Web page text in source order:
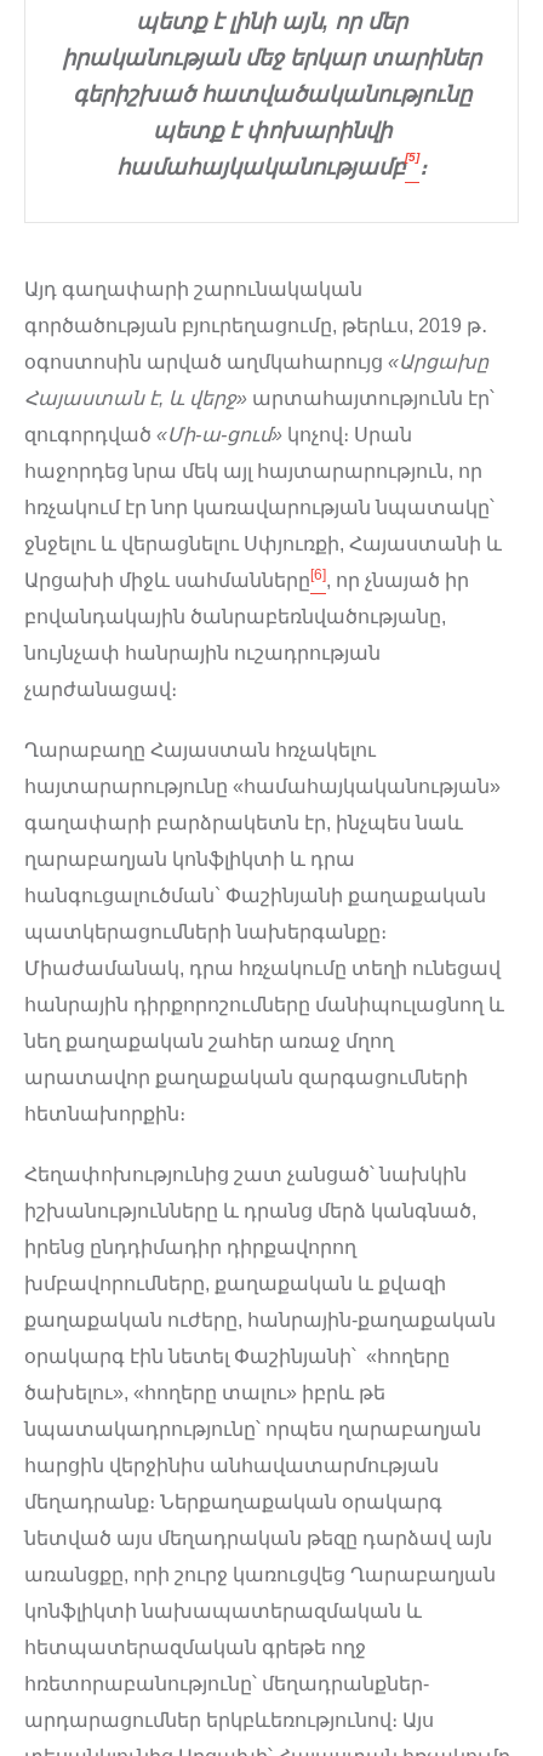
պետք է լինի այն, որ մեր
իրականության մեջ երկար տարիներ
գերիշխած հատվածականությունը
պետք է փոխարինվի
համահայկականությամբ[5]։
Այդ գաղափարի շարունակական
գործածության բյուրեղացումը, թերևս, 2019 թ․
օգոստոսին արված աղմկահարույց «Արցախը
Հայաստան է, և վերջ» արտահայտությունն էր՝
զուգորդված «Մի-ա-ցում» կոչով։ Սրան
հաջորդեց նրա մեկ այլ հայտարարություն, որ
հռչակում էր նոր կառավարության նպատակը՝
ջնջելու և վերացնելու Սփյուռքի, Հայաստանի և
Արցախի միջև սահմանները [6], որ չնայած իր
բովանդակային ծանրաբեռնվածությանը,
նույնչափ հանրային ուշադրության
չարժանացավ։
Ղարաբաղը Հայաստան հռչակելու
հայտարարությունը «համահայկականության»
գաղափարի բարձրակետն էր, ինչպես նաև
ղարաբաղյան կոնֆլիկտի և դրա
հանգուցալուծման` Փաշինյանի քաղաքական
պատկերացումների նախերգանքը։
Միաժամանակ, դրա հռչակումը տեղի ունեցավ
հանրային դիրքորոշումները մանիպուլացնող և
նեղ քաղաքական շահեր առաջ մղող
արատավոր քաղաքական զարգացումների
հետնախորքին։
Հեղափոխությունից շատ չանցած՝ նախկին
իշխանությունները և դրանց մերձ կանգնած,
իրենց ընդդիմադիր դիրքավորող
խմբավորումները, քաղաքական և քվազի
քաղաքական ուժերը, հանրային-քաղաքական
օրակարգ էին նետել Փաշինյանի՝ «հողերը
ծախելու», «հողերը տալու» իբրև թե
նպատակադրությունը՝ որպես ղարաբաղյան
հարցին վերջինիս անհավատարմության
մեղադրանք։ Ներքաղաքական օրակարգ
նետված այս մեղադրական թեզը դարձավ այն
առանցքը, որի շուրջ կառուցվեց Ղարաբաղյան
կոնֆլիկտի նախապատերազմական և
հետպատերազմական գրեթե ողջ
հռետորաբանությունը՝ մեղադրանքներ-
արդարացումներ երկբևեռությունով։ Այս